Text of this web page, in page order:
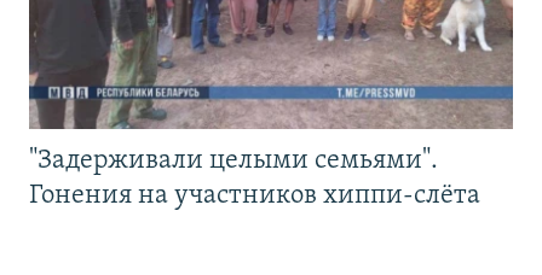
"Задерживали целыми семьями".
Гонения на участников хиппи-слёта